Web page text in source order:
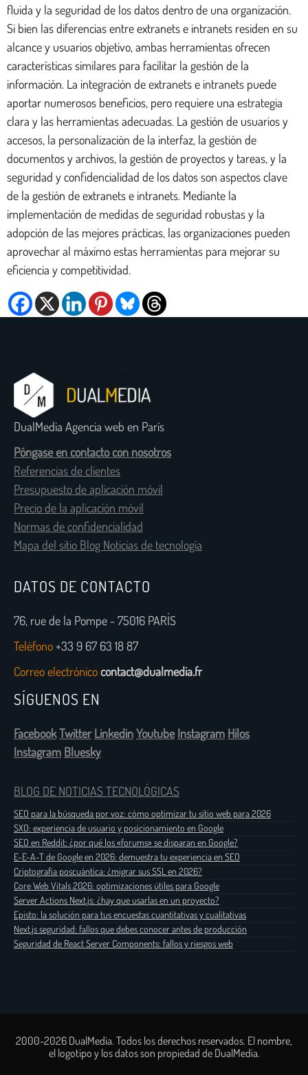
fluida y la seguridad de los datos dentro de una organización.
Si bien las diferencias entre extranets e intranets residen en su
alcance y usuarios objetivo, ambas herramientas ofrecen
características similares para facilitar la gestión de la
información. La integración de extranets e intranets puede
aportar numerosos beneficios, pero requiere una estrategia
clara y las herramientas adecuadas. La gestión de usuarios y
accesos, la personalización de la interfaz, la gestión de
documentos y archivos, la gestión de proyectos y tareas, y la
seguridad y confidencialidad de los datos son aspectos clave
de la gestión de extranets e intranets. Mediante la
implementación de medidas de seguridad robustas y la
adopción de las mejores prácticas, las organizaciones pueden
aprovechar al máximo estas herramientas para mejorar su
eficiencia y competitividad.
DualMedia Agencia web en París
Póngase en contacto con nosotros
Referencias de clientes
Presupuesto de aplicación móvil
Precio de la aplicación móvil
Normas de confidencialidad
Mapa del sitio Blog Noticias de tecnología
DATOS DE CONTACTO
76, rue de la Pompe - 75016 PARÍS
Teléfono+33 9 67 63 18 87
Correo electrónicocontact@dualmedia.fr
SÍGUENOS EN
FacebookTwitter LinkedinYoutube Instagram Hilos
Instagram Bluesky
BLOG DE NOTICIAS TECNOLÓGICAS
SEO para la búsqueda por voz: cómo optimizar tu sitio web para 2026
SXO: experiencia de usuario y posicionamiento en Google
SEO en Reddit: ¿por qué los «forums» se disparan en Google?
E-E-A-T de Google en 2026: demuestra tu experiencia en SEO
Criptografía poscuántica: ¿migrar sus SSL en 2026?
Core Web Vitals 2026: optimizaciones útiles para Google
Server Actions Next.js: ¿hay que usarlas en un proyecto?
Episto: la solución para tus encuestas cuantitativas y cualitativas
Next.js seguridad: fallos que debes conocer antes de producción
Seguridad de React Server Components: fallos y riesgos web
2000-2026 DualMedia. Todos los derechos reservados. El nombre,
el logotipo y los datos son propiedad de DualMedia.